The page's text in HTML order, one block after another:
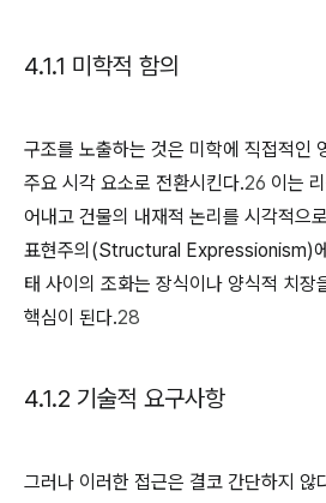
4.1.1 미학적 함의
구조를 노출하는 것은 미학에 직접적인
주요 시각 요소로 전환시킨다.26 이는
어내고 건물의 내재적 논리를 시각적으
표현주의(Structural Expressionism)
태 사이의 조화는 장식이나 양식적 치장
핵심이 된다.28
4.1.2 기술적 요구사항
그러나 이러한 접근은 결코 간단하지 않